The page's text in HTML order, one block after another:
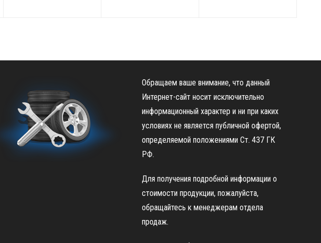
Обращаем ваше внимание, что данный
Интернет-сайт носит исключительно
информационный характер и ни при каких
условиях не является публичной офертой,
определяемой положениями Ст. 437 ГК
РФ.
Для получения подробной информации о
стоимости продукции, пожалуйста,
обращайтесь к менеджерам отдела
продаж.